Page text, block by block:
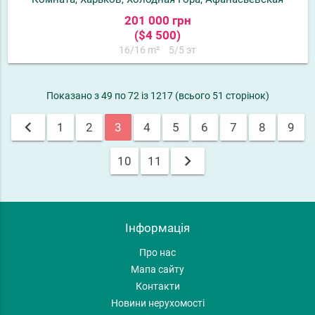
201 000 грн
($4 500)
16/16 m² 5/5 эт
Показано з 49 по 72 із 1217 (всього 51 сторінок)
chevron_left 1 2 3 4 5 6 7 8 9
10 11 chevron_right
Інформація
Про нас
Мапа сайту
Контакти
Новини нерухомості